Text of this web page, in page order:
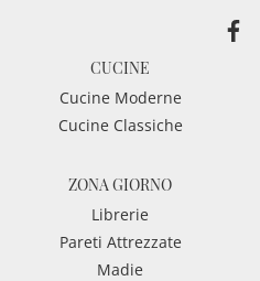
CUCINE
Cucine Moderne
Cucine Classiche
ZONA GIORNO
Librerie
Pareti Attrezzate
Madie